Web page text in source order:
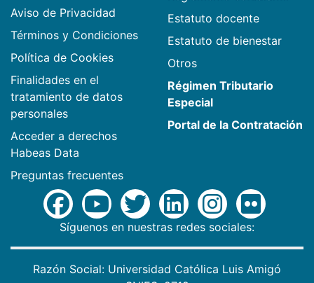
Aviso de Privacidad
Términos y Condiciones
Política de Cookies
Finalidades en el
tratamiento de datos
personales
Acceder a derechos
Habeas Data
Preguntas frecuentes
Estatuto docente
Estatuto de bienestar
Otros
Régimen Tributario
Especial
Portal de la Contratación
Síguenos en nuestras redes sociales:
Razón Social: Universidad Católica Luis Amigó